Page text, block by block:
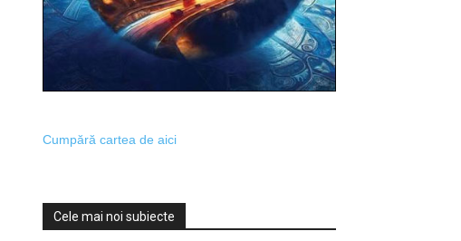
Cumpără cartea de aici
Cele mai noi subiecte